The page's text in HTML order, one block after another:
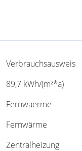
Verbrauchsausweis
89,7 kWh/(m²*a)
Fernwaerme
Fernwärme
Zentralheizung